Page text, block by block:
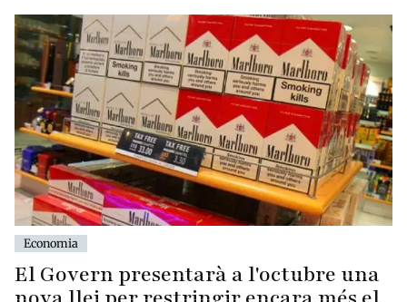
Economia
El Govern presentarà a l'octubre una